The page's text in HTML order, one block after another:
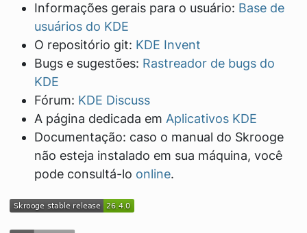
Informações gerais para o usuário: Base de
usuários do KDE
O repositório git: KDE Invent
Bugs e sugestões: Rastreador de bugs do
KDE
Fórum: KDE Discuss
A página dedicada em Aplicativos KDE
Documentação: caso o manual do Skrooge
não esteja instalado em sua máquina, você
pode consultá-lo online.